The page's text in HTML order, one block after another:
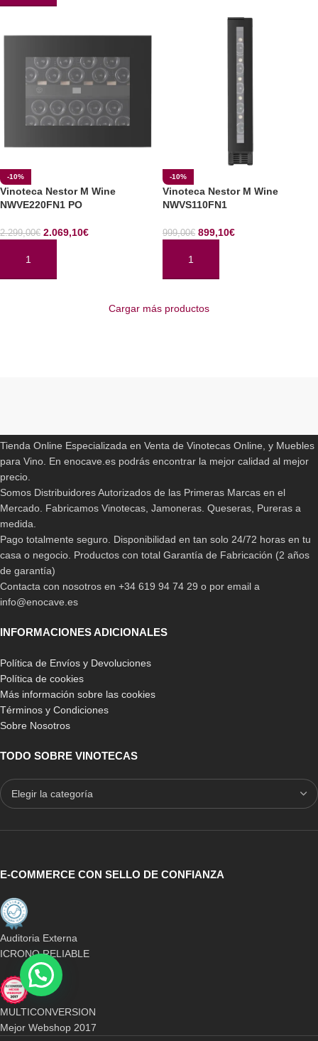
-10%
Vinoteca Nestor M Wine
NWVE220FN1 PO
2.299,00€ 2.069,10€
AÑADIR AL CARRITO
-10%
Vinoteca Nestor M Wine
NWVS110FN1
999,00€ 899,10€
AÑADIR AL CARRITO
Cargar más productos
Tienda Online Especializada en Venta de Vinotecas Online, y Muebles
para Vino. En enocave.es podrás encontrar la mejor calidad al mejor
precio.
Somos Distribuidores Autorizados de las Primeras Marcas en el
Mercado. Fabricamos Vinotecas, Jamoneras. Queseras, Pureras a
medida.
Pago totalmente seguro. Disponibilidad en tan solo 24/72 horas en tu
casa o negocio. Productos con total Garantía de Fabricación (2 años
de garantía)
Contacta con nosotros en +34 619 94 74 29 o por email a
info@enocave.es
INFORMACIONES ADICIONALES
Política de Envíos y Devoluciones
Política de cookies
Más información sobre las cookies
Términos y Condiciones
Sobre Nosotros
TODO SOBRE VINOTECAS
E-COMMERCE CON SELLO DE CONFIANZA
Auditoria Externa
ICRONO RELIABLE
MULTICONVERSION
Mejor Webshop 2017